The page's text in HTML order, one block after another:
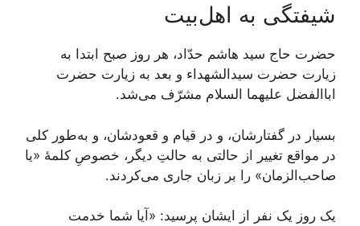
شیفتگی به اهل‌بیت
حضرت حاج سید هاشم حدّاد، هر روز صبح ابتدا به
زیارت حضرت سیدالشهداء و بعد به زیارت حضرت
اباالفضل علیهما السلام مشرّف می‌شد.
بسیار در گفتارشان، و در قیام و قعودشان، و به‌طور کلی
در مواقع تغییر از حالتی به‌ حالتِ دیگر، خصوصِ کلمۀ «یا
صاحب‌الزمان» را بر زبان جاری می‌کردند.
یک روز یک نفر از ایشان پرسید: «آیا شما خدمت